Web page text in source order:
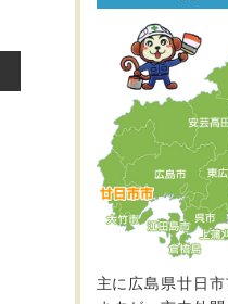
主に広島県廿日